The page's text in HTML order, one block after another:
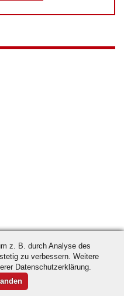
z. B. durch Analyse des
zu verbessern. Weitere
Datenschutzerklärung.